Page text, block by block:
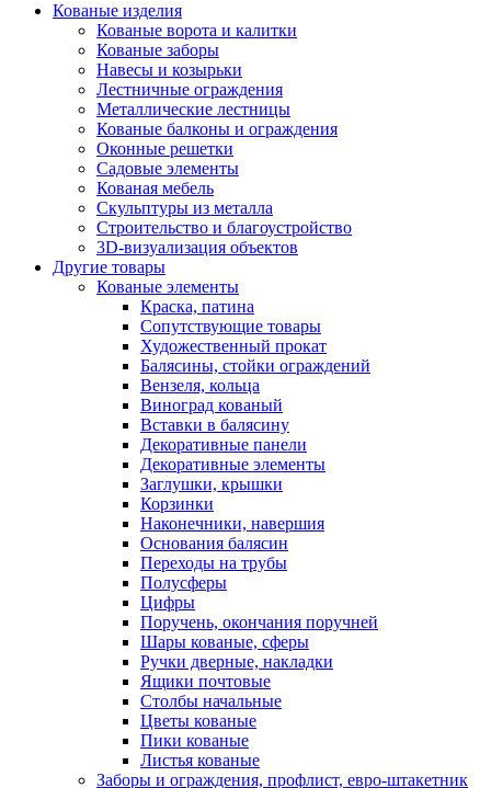
Кованые изделия
Кованые ворота и калитки
Кованые заборы
Навесы и козырьки
Лестничные ограждения
Металлические лестницы
Кованые балконы и ограждения
Оконные решетки
Садовые элементы
Кованая мебель
Скульптуры из металла
Строительство и благоустройство
3D-визуализация объектов
Другие товары
Кованые элементы
Краска, патина
Сопутствующие товары
Художественный прокат
Балясины, стойки ограждений
Вензеля, кольца
Виноград кованый
Вставки в балясину
Декоративные панели
Декоративные элементы
Заглушки, крышки
Корзинки
Наконечники, навершия
Основания балясин
Переходы на трубы
Полусферы
Цифры
Поручень, окончания поручней
Шары кованые, сферы
Ручки дверные, накладки
Ящики почтовые
Столбы начальные
Цветы кованые
Пики кованые
Листья кованые
Заборы и ограждения, профлист, евро-штакетник